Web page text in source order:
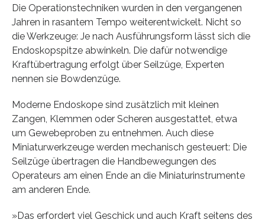
Die Operationstechniken wurden in den vergangenen
Jahren in rasantem Tempo weiterentwickelt. Nicht so
die Werkzeuge: Je nach Ausführungsform lässt sich die
Endoskopspitze abwinkeln. Die dafür notwendige
Kraftübertragung erfolgt über Seilzüge, Experten
nennen sie Bowdenzüge.
Moderne Endoskope sind zusätzlich mit kleinen
Zangen, Klemmen oder Scheren ausgestattet, etwa
um Gewebeproben zu entnehmen. Auch diese
Miniaturwerkzeuge werden mechanisch gesteuert: Die
Seilzüge übertragen die Handbewegungen des
Operateurs am einen Ende an die Miniaturinstrumente
am anderen Ende.
»Das erfordert viel Geschick und auch Kraft seitens des